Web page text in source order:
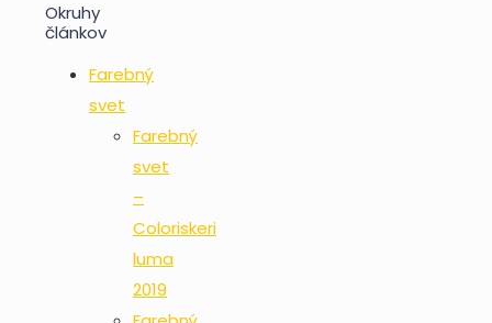
Okruhy
článkov
Farebný
svet
Farebný
svet
–
Coloriskeri
luma
2019